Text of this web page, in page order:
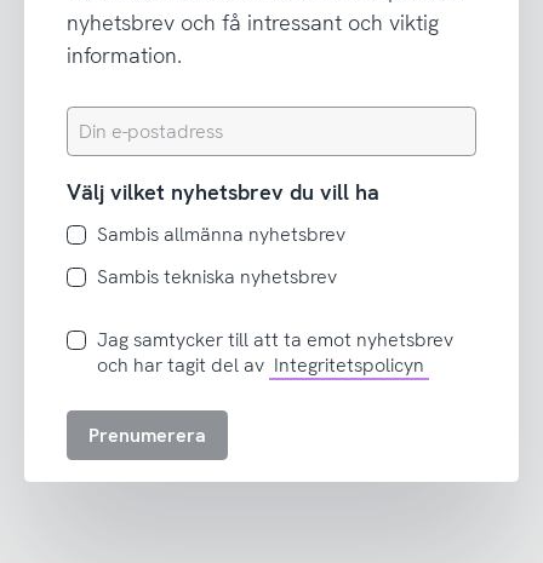
nyhetsbrev och få intressant och viktig
information.
Din
e-
Välj vilket nyhetsbrev du vill ha
Sambis allmänna nyhetsbrev
Sambis tekniska nyhetsbrev
Jag
samtycker
att
Jag samtycker till att ta emot nyhetsbrev
och har tagit del av Integritetspolicyn
Prenumerera